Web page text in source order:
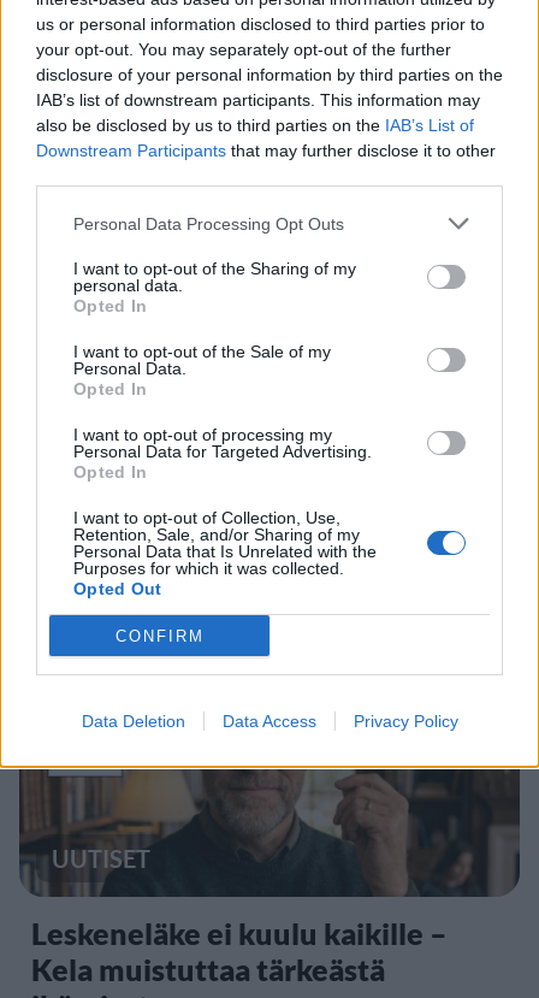
us or personal information disclosed to third parties prior to
your opt-out. You may separately opt-out of the further
disclosure of your personal information by third parties on the
IAB’s list of downstream participants. This information may
also be disclosed by us to third parties on the IAB’s List of
Downstream Participants that may further disclose it to other
Personal Data Processing Opt Outs
I want to opt-out of the Sharing of my
personal data.
Opted In
I want to opt-out of the Sale of my
Personal Data.
Opted In
I want to opt-out of processing my
Personal Data for Targeted Advertising.
Opted In
I want to opt-out of Collection, Use,
Retention, Sale, and/or Sharing of my
Personal Data that Is Unrelated with the
Purposes for which it was collected.
Opted Out
CONFIRM
Data Deletion Data Access Privacy Policy
Staran luetuimmat
1
Alexander Stubb ja Aleksander
Barkov juhlivat Eppu Normaalia –
yksityiskohta herätti huomiota
2
UUTISET
Leskeneläke ei kuulu kaikille –
Kela muistuttaa tärkeästä